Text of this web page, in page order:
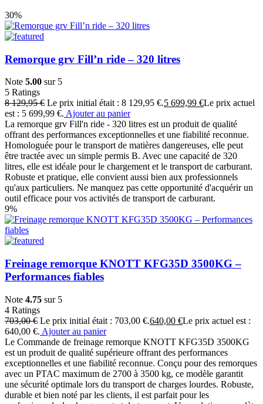
30%
Remorque grv Fill’n ride – 320 litres
Note 5.00 sur 5
5 Ratings
8 129,95€ Le prix initial était : 8 129,95 €.5 699,99 €Le prix actuel
est : 5 699,99 €. Ajouter au panier
La remorque grv Fill'n ride - 320 litres est un produit de qualité
offrant des performances exceptionnelles et une fiabilité reconnue.
Homologuée pour le transport de matières dangereuses, elle peut
être tractée avec un simple permis B. Avec une capacité de 320
litres, elle est idéale pour le chargement et le transport de carburant.
Robuste et pratique, elle convient aussi bien aux professionnels
qu'aux particuliers. Ne manquez pas cette opportunité d'acquérir un
outil efficace pour vos activités de transport de carburant.
9%
Freinage remorque KNOTT KFG35D 3500KG –
Performances fiables
Note 4.75 sur 5
4 Ratings
703,00€ Le prix initial était : 703,00 €.640,00 €Le prix actuel est :
640,00 €. Ajouter au panier
Le Commande de freinage remorque KNOTT KFG35D 3500KG
est un produit de qualité supérieure offrant des performances
exceptionnelles et une fiabilité reconnue. Conçu pour des remorques
avec un PTAC maximum de 2700 à 3500 kg, ce modèle garantit
une sécurité optimale lors du transport de charges lourdes. Robuste,
durable et bien noté par les clients, il est parfait pour les